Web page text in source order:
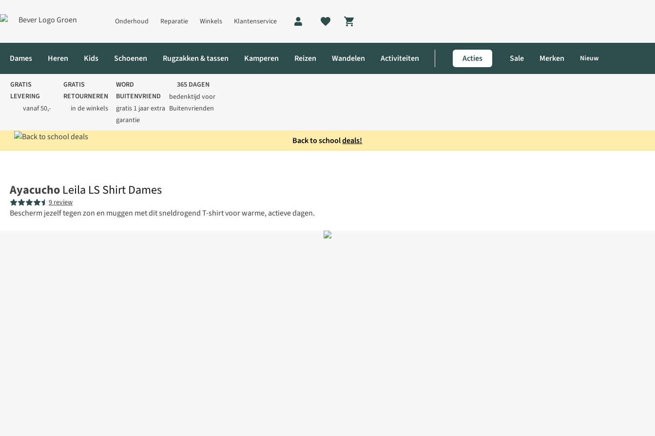
Onderhoud Reparatie Winkels Klantenservice
Shopping cart
Dames Heren Kids Schoenen Rugzakken & tassen Kamperen Reizen Wandelen Activiteiten Acties Sale Merken Nieuw
GRATIS
LEVERING
vanaf 50,-
GRATIS
RETOURNEREN
in de winkels
WORD
BUITENVRIEND
gratis 1 jaar extra
garantie
365 DAGEN
bedenktijd voor
Buitenvrienden
Back to schooldeals!
Ayacucho Leila LS Shirt Dames
9 review
Bescherm jezelf tegen zon en muggen met dit sneldrogend T-shirt voor warme, actieve dagen.